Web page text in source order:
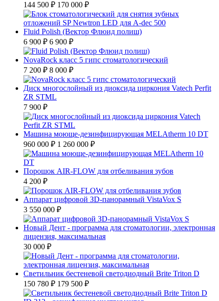
144 500 ₽ 170 000 ₽
Fluid Polish (Вектор Флюид полиш)
6 900 ₽ 6 900 ₽
NovaRock класс 5 гипс стоматологический
7 200 ₽ 8 000 ₽
Диск многослойный из диоксида циркония Vatech Perfit
ZR STML
7 900 ₽
Машина моюще-дезинфицирующая MELAtherm 10 DT
960 000 ₽ 1 260 000 ₽
Порошок AIR-FLOW для отбеливания зубов
4 200 ₽
Аппарат цифровой ЗD-панорамный VistaVox S
3 550 000 ₽
Новый Дент - программа для стоматологии, электронная
лицензия, максимальная
30 000 ₽
Светильник бестеневой светодиодный Brite Triton D
150 780 ₽ 179 500 ₽